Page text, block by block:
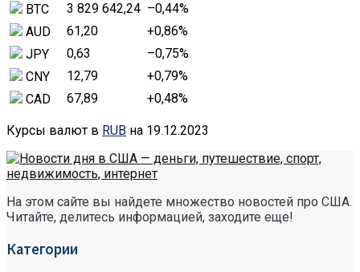
BTC
3 829 642,24 –0,44%
AUD
61,20 +0,86%
JPY
0,63 –0,75%
CNY
12,79 +0,79%
CAD
67,89 +0,48%
Курсы валют в RUB на 19.12.2023
На этом сайте вы найдете множество новостей про США.
Читайте, делитесь информацией, заходите еще!
Категории